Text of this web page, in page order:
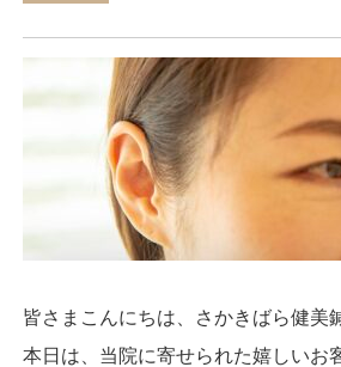
皆さまこんにちは、さかきばら健美
本日は、当院に寄せられた嬉しいお